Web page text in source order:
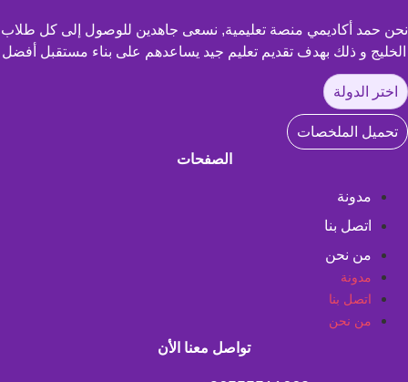
نحن حمد أكاديمي منصة تعليمية, نسعى جاهدين للوصول إلى كل طلاب
الخليج و ذلك بهدف تقديم تعليم جيد يساعدهم على بناء مستقبل أفضل
اختر الدولة
تحميل الملخصات
الصفحات
مدونة
اتصل بنا
من نحن
مدونة
اتصل بنا
من نحن
تواصل معنا الأن